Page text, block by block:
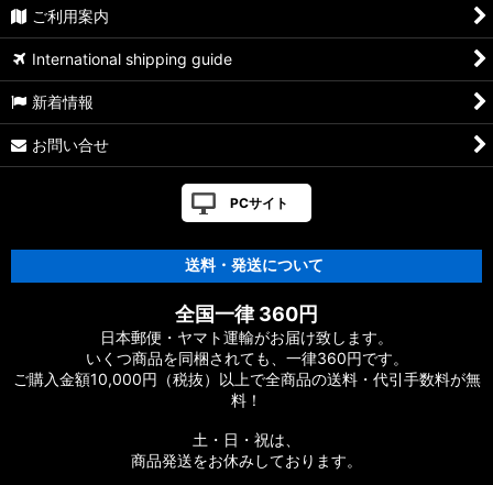
【シマノ】07-08メタニウム Mｇ/MgDC［Metanium］純正パ
ーツリスト
【シマノ】21アンタレス DC［ANTARES］純正パーツリスト
【シマノ】22バンタム［BANTAM MGL］純正パーツリスト
【シマノ】05メタニウム XT［Metanium］純正パーツリスト
【シマノ】19アンタレス［ANTARES］純正パーツリスト
【シマノ】18アンタレス DC MD XG［ANTARES］純正パーツ
リスト
【シマノ】16アンタレス DC［ANTARES］純正パーツリスト
【シマノ】12アンタレス［ANTARES］純正パーツリスト
【シマノ】03-06アンタレス AR/DC/DC7［ANTARES］純正パ
ご利用案内
International shipping guide
新着情報
お問い合せ
PCサイト
送料・発送について
全国一律 360円
日本郵便・ヤマト運輸がお届け致します。
いくつ商品を同梱されても、一律360円です。
ご購入金額10,000円（税抜）以上で全商品の送料・代引手数料が無
料！
土・日・祝は、
商品発送をお休みしております。